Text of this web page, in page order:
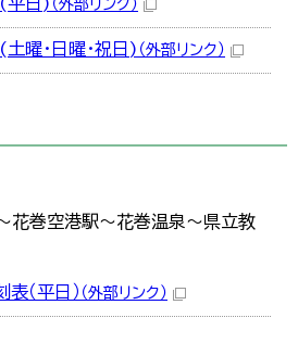
（外部リンク）
曜・日曜・祝日) （外部リンク）
花巻空港駅～花巻温泉～県立教
（平日） （外部リンク）